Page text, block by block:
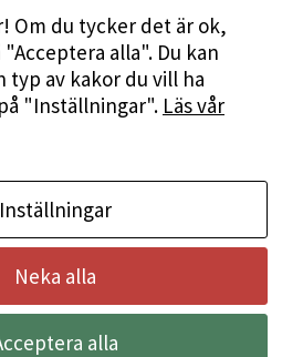
Media
medlem i SKPF
Om du tycker det är ok,
alla". Du kan
typ av kakor du vill ha
"Inställningar". Läs vår
Inställningar
Neka alla
alla